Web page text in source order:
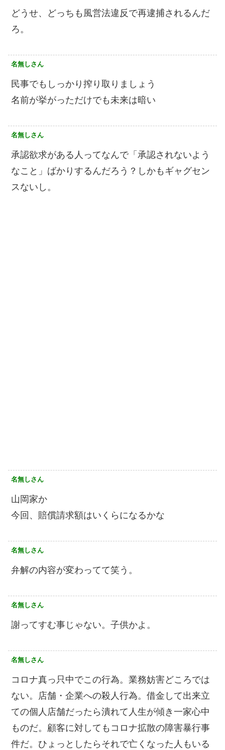
どうせ、どっちも風営法違反で再逮捕されるんだ
ろ。
名無しさん
民事でもしっかり搾り取りましょう
名前が挙がっただけでも未来は暗い
名無しさん
承認欲求がある人ってなんで「承認されないよう
なこと」ばかりするんだろう？しかもギャグセン
スないし。
名無しさん
山岡家か
今回、賠償請求額はいくらになるかな
名無しさん
弁解の内容が変わってて笑う。
名無しさん
謝ってすむ事じゃない。子供かよ。
名無しさん
コロナ真っ只中でこの行為。業務妨害どころでは
ない。店舗・企業への殺人行為。借金して出来立
ての個人店舗だったら潰れて人生が傾き一家心中
ものだ。顧客に対してもコロナ拡散の障害暴行事
件だ。ひょっとしたらそれで亡くなった人もいる